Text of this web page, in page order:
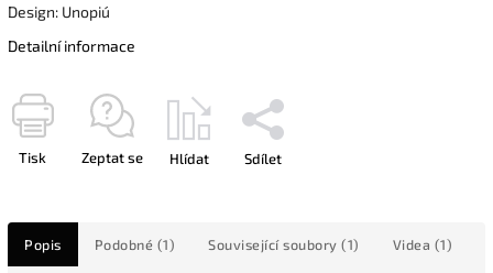
Design: Unopiú
Detailní informace
Tisk Zeptat se Hlídat Sdílet
Popis Podobné (1) Související soubory (1) Videa (1)